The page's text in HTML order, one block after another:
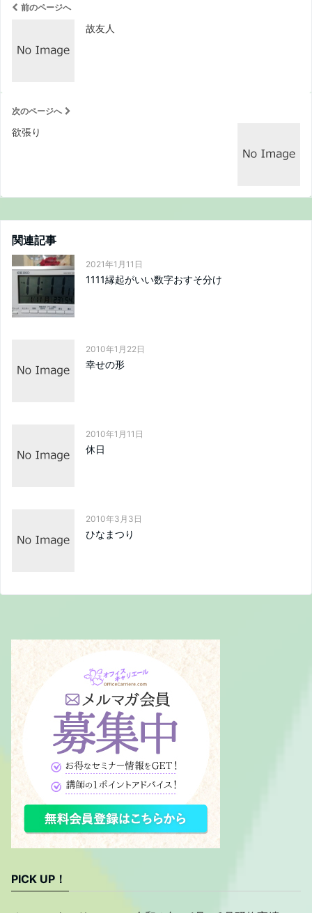
前のページへ
故友人
次のページへ
欲張り
関連記事
2021年1月11日
1111縁起がいい数字おすそ分け
2010年1月22日
幸せの形
2010年1月11日
休日
2010年3月3日
ひなまつり
PICK UP！